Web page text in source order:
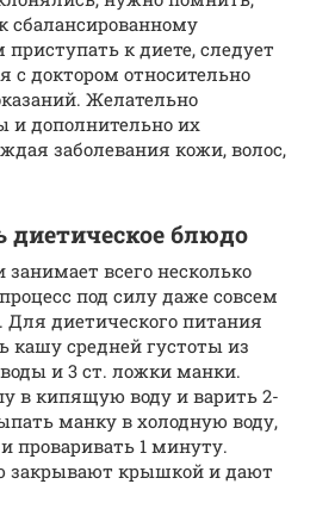
сбалансированному
к диете, следует
с доктором относительно
Желательно
и дополнительно их
заболевания кожи, волос,
диетическое блюдо
всего несколько
под силу даже совсем
диетического питания
кашу средней густоты из
и 3 ст. ложки манки.
в кипящую воду и варить 2-
манку в холодную воду,
проваривать 1 минуту.
закрывают крышкой и дают